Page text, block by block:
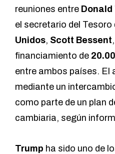
reuniones entre Donald
el secretario del Tesoro
Unidos, Scott Bessent
financiamiento de
entre ambos países. El
mediante un
como parte de un plan
cambiaria, según
Trump ha sido uno de